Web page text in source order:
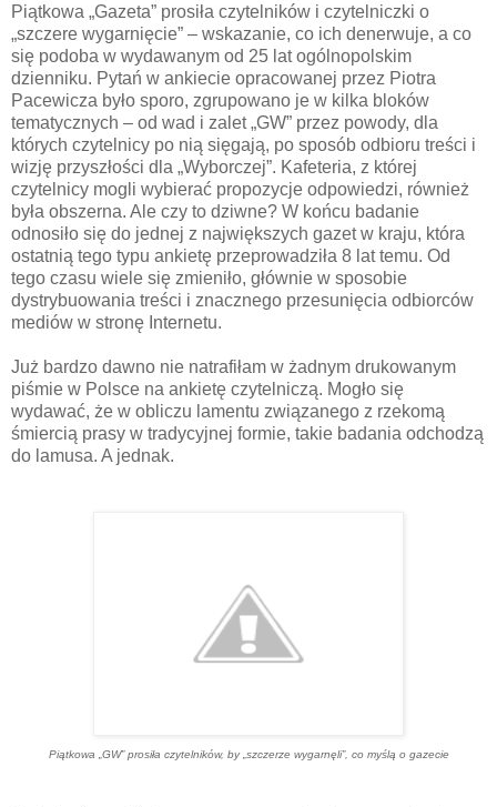
Piątkowa „Gazeta” prosiła czytelników i czytelniczki o
„szczere wygarnięcie” – wskazanie, co ich denerwuje, a co
się podoba w wydawanym od 25 lat ogólnopolskim
dzienniku. Pytań w ankiecie opracowanej przez Piotra
Pacewicza było sporo, zgrupowano je w kilka bloków
tematycznych – od wad i zalet „GW” przez powody, dla
których czytelnicy po nią sięgają, po sposób odbioru treści i
wizję przyszłości dla „Wyborczej”. Kafeteria, z której
czytelnicy mogli wybierać propozycje odpowiedzi, również
była obszerna. Ale czy to dziwne? W końcu badanie
odnosiło się do jednej z największych gazet w kraju, która
ostatnią tego typu ankietę przeprowadziła 8 lat temu. Od
tego czasu wiele się zmieniło, głównie w sposobie
dystrybuowania treści i znacznego przesunięcia odbiorców
mediów w stronę Internetu.
Już bardzo dawno nie natrafiłam w żadnym drukowanym
piśmie w Polsce na ankietę czytelniczą. Mogło się
wydawać, że w obliczu lamentu związanego z rzekomą
śmiercią prasy w tradycyjnej formie, takie badania odchodzą
do lamusa. A jednak.
Piątkowa „GW” prosiła czytelników, by „szczerze wygarnęli”, co myślą o gazecie